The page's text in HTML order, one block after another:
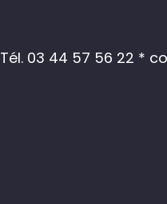
Tél. 03 44 57 56 22 *